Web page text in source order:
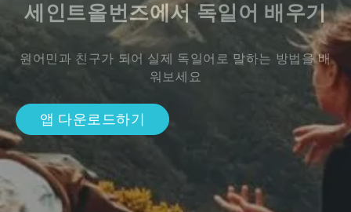
세인트올번즈에서 독일어 배우기
원어민과 친구가 되어 실제 독일어로 말하는 방법을 배
워보세요
앱 다운로드하기